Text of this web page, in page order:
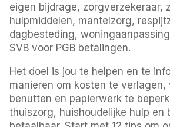
eigen bijdrage, zorgverzekeraar,
hulpmiddelen, mantelzorg,
dagbesteding,
SVB voor PGB betalingen.
Het doel is jou te helpen en te
manieren om kosten te
benutten en papierwerk te
thuiszorg, huishoudelijke hulp en